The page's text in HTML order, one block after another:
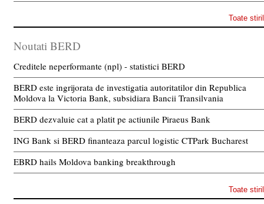
Toate
Noutati BERD
Creditele neperformante (npl) - statistici BERD
BERD este ingrijorata de investigatia autoritatilor din Republica
Moldova la Victoria Bank, subsidiara Bancii Transilvania
BERD dezvaluie cat a platit pe actiunile Piraeus Bank
ING Bank si BERD finanteaza parcul logistic CTPark Bucharest
EBRD hails Moldova banking breakthrough
Toate